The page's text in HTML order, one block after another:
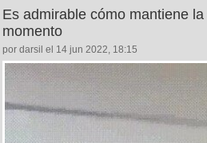
Es admirable cómo mantiene
momento
por darsil el 14 jun 2022, 18:15